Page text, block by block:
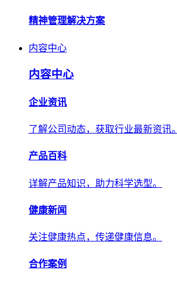
精神管理解决方案
内容中心
内容中心
企业资讯
了解公司动态，获取行业最新资讯。
产品百科
详解产品知识，助力科学选型。
健康新闻
关注健康热点，传递健康信息。
合作案例